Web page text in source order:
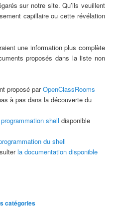
sur notre site. Qu’ils veuillent
capillaire ou cette révélation
une information plus complète
proposés dans la liste non
proposé parOpenClassRooms
à pas dans la découverte du
shell disponible
du shell
la documentation disponible
catégories